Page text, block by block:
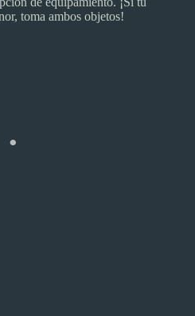
toma ambos objetos!